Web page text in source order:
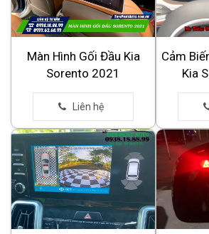
Màn Hình Gối Đầu Kia
Sorento 2021
Cảm
Kia